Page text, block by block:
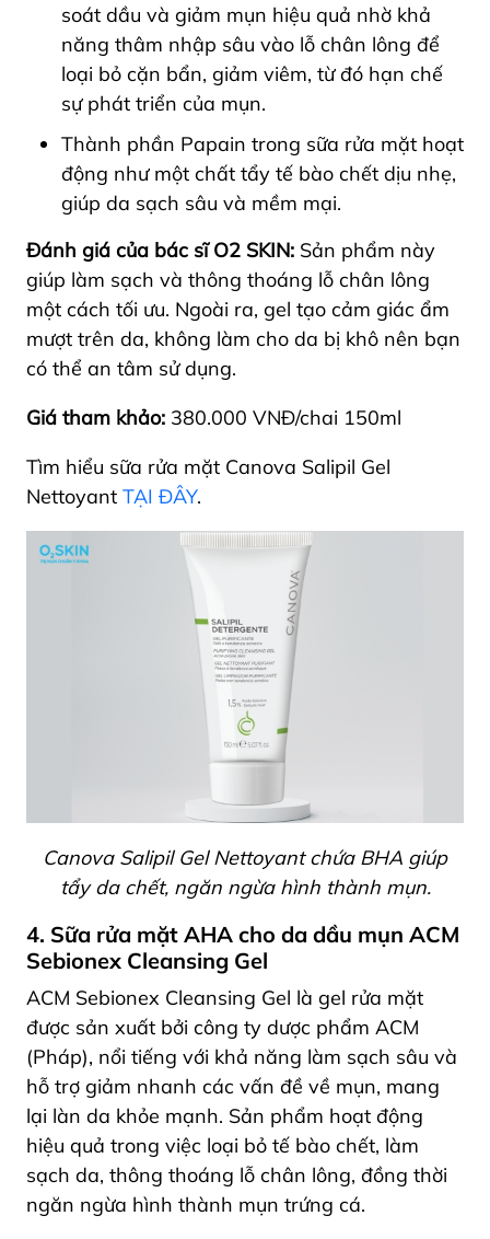
soát dầu và giảm mụn hiệu quả nhờ khả
năng thâm nhập sâu vào lỗ chân lông để
loại bỏ cặn bẩn, giảm viêm, từ đó hạn chế
sự phát triển của mụn.
Thành phần Papain trong sữa rửa mặt hoạt
động như một chất tẩy tế bào chết dịu nhẹ,
giúp da sạch sâu và mềm mại.
Đánh giá của bác sĩ O2 SKIN: Sản phẩm này
giúp làm sạch và thông thoáng lỗ chân lông
một cách tối ưu. Ngoài ra, gel tạo cảm giác ẩm
mượt trên da, không làm cho da bị khô nên bạn
có thể an tâm sử dụng.
Giá tham khảo: 380.000 VNĐ/chai 150ml
Tìm hiểu sữa rửa mặt Canova Salipil Gel
Nettoyant TẠI ĐÂY.
Canova Salipil Gel Nettoyant chứa BHA giúp
tẩy da chết, ngăn ngừa hình thành mụn.
4. Sữa rửa mặt AHA cho da dầu mụn ACM
Sebionex Cleansing Gel
ACM Sebionex Cleansing Gel là gel rửa mặt
được sản xuất bởi công ty dược phẩm ACM
(Pháp), nổi tiếng với khả năng làm sạch sâu và
hỗ trợ giảm nhanh các vấn đề về mụn, mang
lại làn da khỏe mạnh. Sản phẩm hoạt động
hiệu quả trong việc loại bỏ tế bào chết, làm
sạch da, thông thoáng lỗ chân lông, đồng thời
ngăn ngừa hình thành mụn trứng cá.